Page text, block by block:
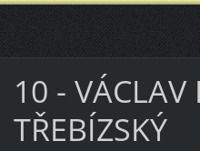
10 - VÁCLAV
TŘEBÍZSKÝ